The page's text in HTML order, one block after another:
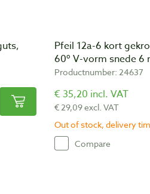
Pfeil 12a-6 kort
60º V-vorm snede 6
Productnumber: 24637
€ 35,20 incl. VAT
€ 29,09 excl. VAT
Out of stock, delivery
Compare